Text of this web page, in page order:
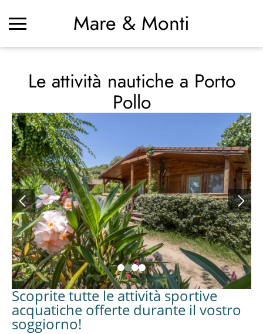
Mare & Monti
Le attività nautiche a Porto
Pollo
Scoprite tutte le attività sportive
acquatiche offerte durante il vostro
soggiorno!